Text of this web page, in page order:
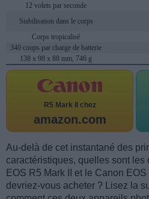
12 volets par seconde
Stabilisation dans le corps
Corps tropicalisé
340 coups par charge de batterie
138 x 98 x 88 mm, 746 g
R5 Mark II chez
amazon.com
Au-delà de cet instantané des
caractéristiques, quelles sont les
EOS R5 Mark II et le Canon
devriez-vous acheter ? Lisez la